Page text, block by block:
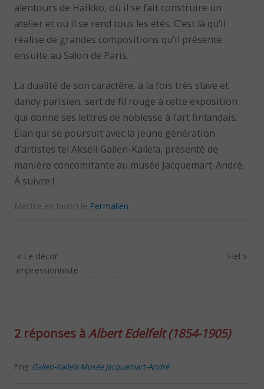
alentours de Haikko, où il se fait construire un
atelier et où il se rend tous les étés. C’est là qu’il
réalise de grandes compositions qu’il présente
ensuite au Salon de Paris.
La dualité de son caractère, à la fois très slave et
dandy parisien, sert de fil rouge à cette exposition
qui donne ses lettres de noblesse à l’art finlandais.
Élan qui se poursuit avec la jeune génération
d’artistes tel Akseli Gallen-Kallela, présenté de
manière concomitante au musée Jacquemart-André.
À suivre !
Mettre en favori le Permalien.
« Le décor
impressionniste
Hel »
2 réponses àAlbert Edelfelt (1854-1905)
Ping :Gallen-Kallela Musée Jacquemart-André